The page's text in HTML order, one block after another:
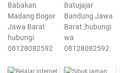
Babakan
Madang Bogor
Jawa Barat
hubungi
08128082592
Batujajar
Bandung Jawa
Barat ,hubungi
wa
08128082592